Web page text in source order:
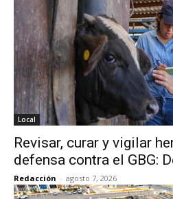
Local
Revisar, curar y vigilar
defensa contra el GBG:
Redacción - agosto 7, 2026